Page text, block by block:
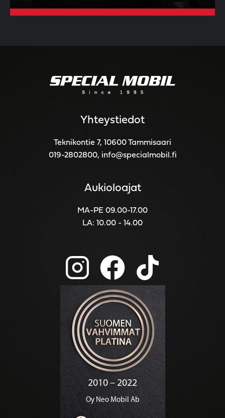
Yhteystiedot
Teknikontie 7, 10600 Tammisaari
019-2802800, info@specialmobil.fi
Aukioloajat
MA-PE 09.00-17.00
LA: 10.00 - 14.00